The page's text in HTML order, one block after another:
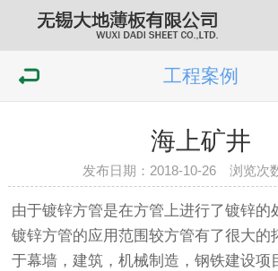
工程案例
海上矿井
发布日期：2018-10-26 浏览次
由于镀锌方管是在方管上进行了镀锌的
镀锌方管的应用范围较方管有了很大的
于幕墙，建筑，机械制造，钢铁建设项